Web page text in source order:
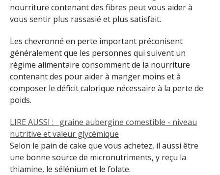
nourriture contenant des fibres peut vous aider à
vous sentir plus rassasié et plus satisfait.
Les chevronné en perte important préconisent
généralement que les personnes qui suivent un
régime alimentaire consomment de la nourriture
contenant des pour aider à manger moins et à
composer le déficit calorique nécessaire à la perte de
poids.
LIRE AUSSI :
graine aubergine comestible - niveau
nutritive et valeur glycémique
Selon le pain de cake que vous achetez, il aussi être
une bonne source de micronutriments, y reçu la
thiamine, le sélénium et le folate.